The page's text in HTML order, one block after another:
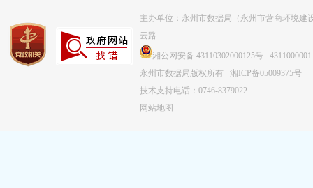
主办单位：永州市数据局（永州市营商环境
云路
湘公网安备 43110302000125号 4311000001
永州市数据局版权所有 湘ICP备05009375号
技术支持电话：0746-8379022
网站地图